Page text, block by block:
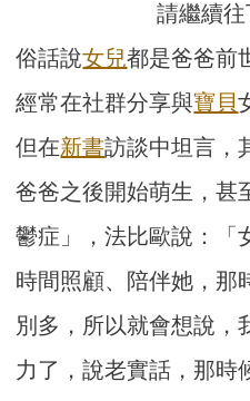
請繼續
俗話說女兒都是爸爸前
經常在社群分享與寶貝
但在新書訪談中坦言，
爸爸之後開始萌生，甚
鬱症」，法比歐說：「
時間照顧、陪伴她，那
別多，所以就會想說，
力了，說老實話，那時